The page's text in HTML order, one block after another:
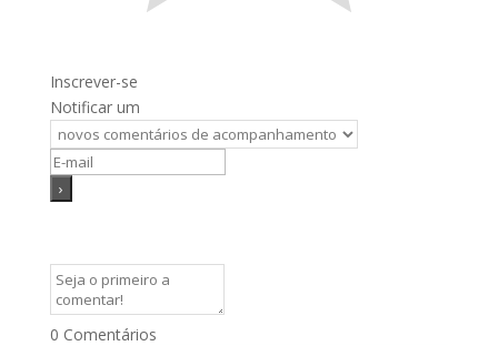
Inscrever-se
Notificar um
0 Comentários